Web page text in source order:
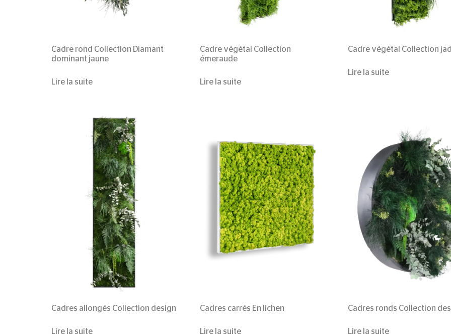
Cadre rond Collection Diamant
dominant jaune
Lire la suite
Cadre végétal Collection
émeraude
Lire la suite
Cadre végétal Collection
Lire la suite
Cadres allongés Collection design
Lire la suite
Cadres carrés En lichen
Lire la suite
Cadres ronds Collection
Lire la suite